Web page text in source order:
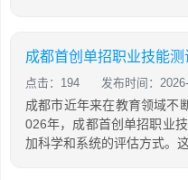
成都首创单招职业技能
点击：194 发布时间：
成都市近年来在教育领域不
026年，成都首创单招职业
加科学和系统的评估方式。